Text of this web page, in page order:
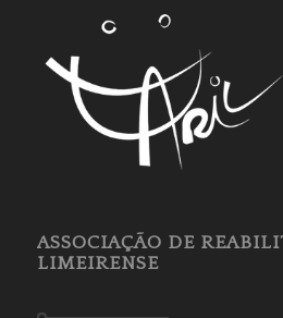
ASSOCIAÇÃO DE
LIMEIRENSE